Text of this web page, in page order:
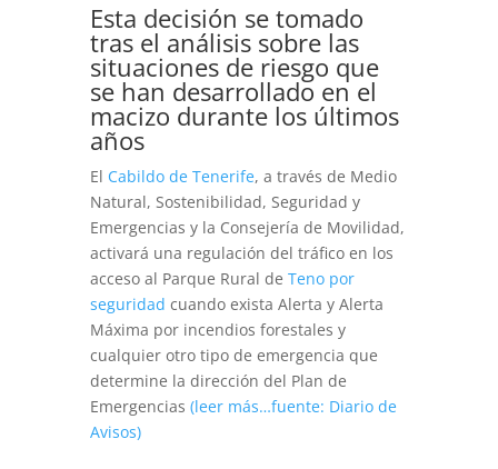
Esta decisión se tomado
tras el análisis sobre las
situaciones de riesgo que
se han desarrollado en el
macizo durante los últimos
años
El Cabildo de Tenerife, a través de Medio
Natural, Sostenibilidad, Seguridad y
Emergencias y la Consejería de Movilidad,
activará una regulación del tráfico en los
acceso al Parque Rural de Teno por
seguridad cuando exista Alerta y Alerta
Máxima por incendios forestales y
cualquier otro tipo de emergencia que
determine la dirección del Plan de
Emergencias (leer más…fuente: Diario de
Avisos)